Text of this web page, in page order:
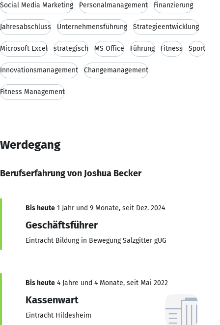
Social Media Marketing Personalmanagement Finanzierung
Jahresabschluss Unternehmensführung Strategieentwicklung
Microsoft Excel strategisch MS Office Führung Fitness Sport
Innovationsmanagement Changemanagement
Fitness Management
Werdegang
Berufserfahrung von Joshua Becker
Bis heute 1 Jahr und 9 Monate, seit Dez. 2024
Geschäftsführer
Eintracht Bildung in Bewegung Salzgitter gUG
Bis heute 4 Jahre und 4 Monate, seit Mai 2022
Kassenwart
Eintracht Hildesheim